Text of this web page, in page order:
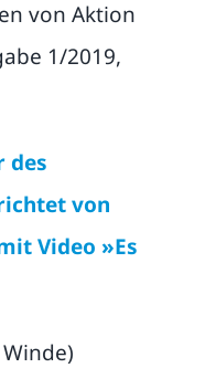
von Aktion
1/2019,
des
von
Video »Es